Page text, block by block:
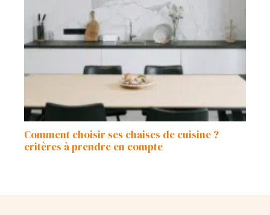
Comment choisir ses chaises de cuisine ?
critères à prendre en compte